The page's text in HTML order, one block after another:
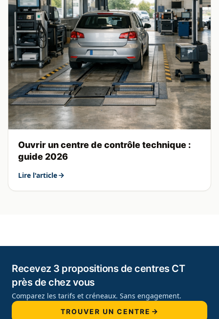
Ouvrir un centre de contrôle technique :
guide 2026
Lire l'article
Recevez 3 propositions de centres CT
près de chez vous
Comparez les tarifs et créneaux. Sans engagement.
TROUVER UN CENTRE